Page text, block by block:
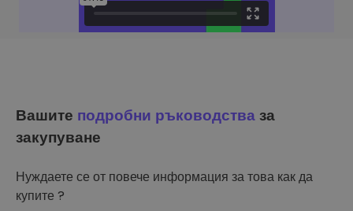
Вашите подробни ръководстваза
закупуване
Нуждаете се от повече информация за това как да
купите ?